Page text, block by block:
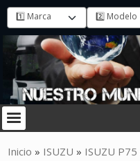
Inicio » ISUZU » ISUZU P75